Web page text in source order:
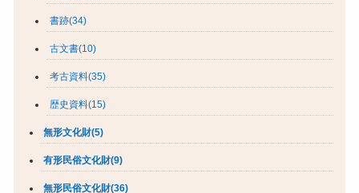
書跡(34)
古文書(10)
考古資料(35)
歴史資料(15)
無形文化財(5)
有形民俗文化財(9)
無形民俗文化財(36)